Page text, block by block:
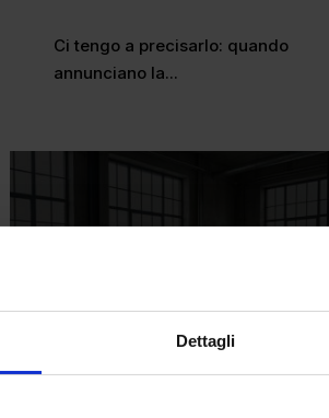
Dettagli
Ci tengo a precisarlo: quando
annunciano la...